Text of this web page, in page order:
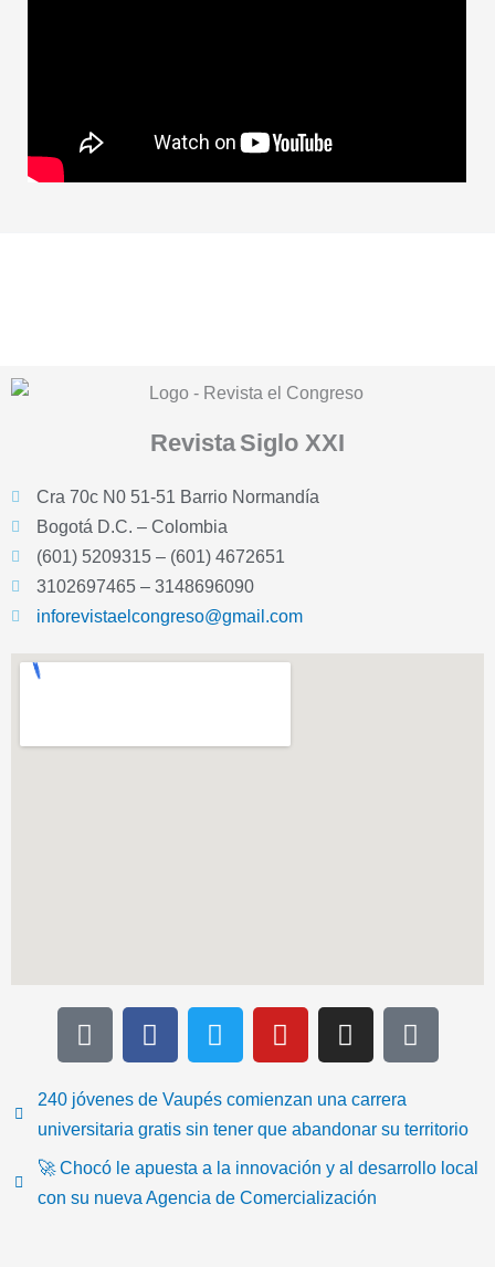
Revista Siglo XXI
Cra 70c N0 51-51 Barrio Normandía
Bogotá D.C. – Colombia
(601) 5209315 – (601) 4672651
3102697465 – 3148696090
inforevistaelcongreso@gmail.com
T
i
t
o
k
F
a
e
b
o
o
k
T
w
t
t
e
Y
o
t
u
b
I
n
t
a
g
a
I
c
-
e
240 jóvenes de Vaupés comienzan una carrera
universitaria gratis sin tener que abandonar su territorio
🚀 Chocó le apuesta a la innovación y al desarrollo local
con su nueva Agencia de Comercialización